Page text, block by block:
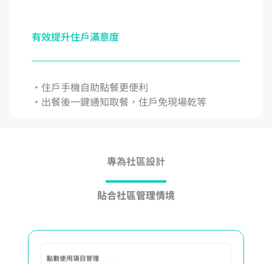
有效提升住戶滿意度
・住戶手機自助點餐更便利
・出餐後一鍵通知取餐，住戶免現場乾等
專為社區設計
貼合社區管理情境